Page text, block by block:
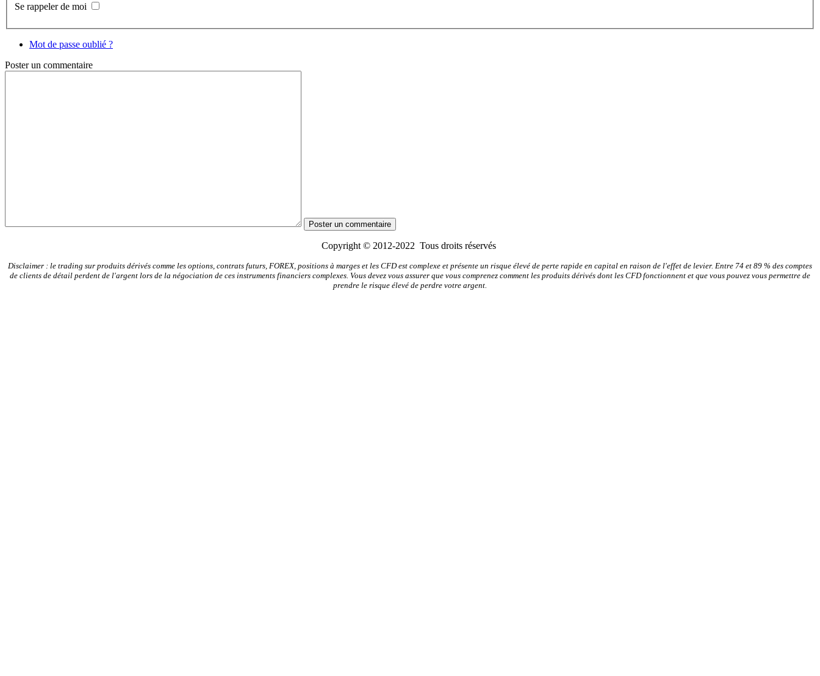
Se rappeler de moi
Mot de passe oublié ?
Posterun commentaire
Copyright © 2012-2022 Tous droits réservés
Disclaimer : le trading sur produits dérivés comme les options, contrats futurs, FOREX, positions à marges et les CFD est complexe et présente un risque élevé de perte rapide en capital en raison de l'effet de levier. Entre 74 et 89 % des comptes
de clients de détail perdent de l'argent lors de la négociation de ces instruments financiers complexes. Vous devez vous assurer que vous comprenez comment les produits dérivés dont les CFD fonctionnent et que vous pouvez vous permettre de
prendre le risque élevé de perdre votre argent.